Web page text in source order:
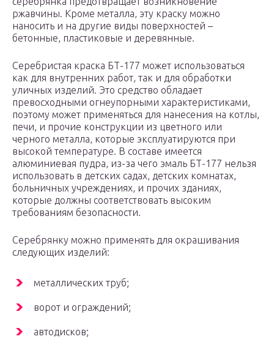
ржавчины. Кроме металла, эту краску можно
наносить и на другие виды поверхностей –
бетонные, пластиковые и деревянные.
Серебристая краска БТ-177 может использоваться
как для внутренних работ, так и для обработки
уличных изделий. Это средство обладает
превосходными огнеупорными характеристиками,
поэтому может применяться для нанесения на котлы,
печи, и прочие конструкции из цветного или
черного металла, которые эксплуатируются при
высокой температуре. В составе имеется
алюминиевая пудра, из-за чего эмаль БТ-177 нельзя
использовать в детских садах, детских комнатах,
больничных учреждениях, и прочих зданиях,
которые должны соответствовать высоким
требованиям безопасности.
Серебрянку можно применять для окрашивания
следующих изделий:
металлических труб;
ворот и ограждений;
автодисков;